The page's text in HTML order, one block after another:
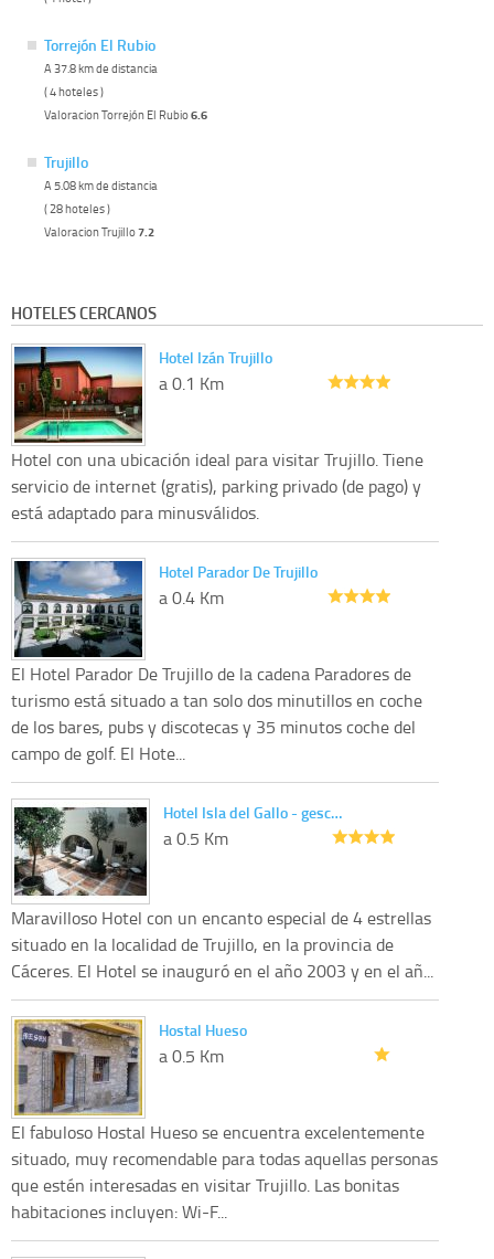
Torrejón El Rubio
A 37.8 km de distancia
( 4 hoteles )
Valoracion Torrejón El Rubio6.6
Trujillo
A 5.08 km de distancia
( 28 hoteles )
Valoracion Trujillo7.2
HOTELES CERCANOS
Hotel Izán Trujillo
a 0.1 Km
Hotel con una ubicación ideal para visitar Trujillo. Tiene
servicio de internet (gratis), parking privado (de pago) y
está adaptado para minusválidos.
Hotel Parador De Trujillo
a 0.4 Km
El Hotel Parador De Trujillo de la cadena Paradores de
turismo está situado a tan solo dos minutillos en coche
de los bares, pubs y discotecas y 35 minutos coche del
campo de golf. El Hote...
Hotel Isla del Gallo - gesc…
a 0.5 Km
Maravilloso Hotel con un encanto especial de 4 estrellas
situado en la localidad de Trujillo, en la provincia de
Cáceres. El Hotel se inauguró en el año 2003 y en el añ...
Hostal Hueso
a 0.5 Km
El fabuloso Hostal Hueso se encuentra excelentemente
situado, muy recomendable para todas aquellas personas
que estén interesadas en visitar Trujillo. Las bonitas
habitaciones incluyen: Wi-F...